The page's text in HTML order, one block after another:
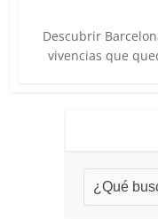
Descubrir
vivencias que